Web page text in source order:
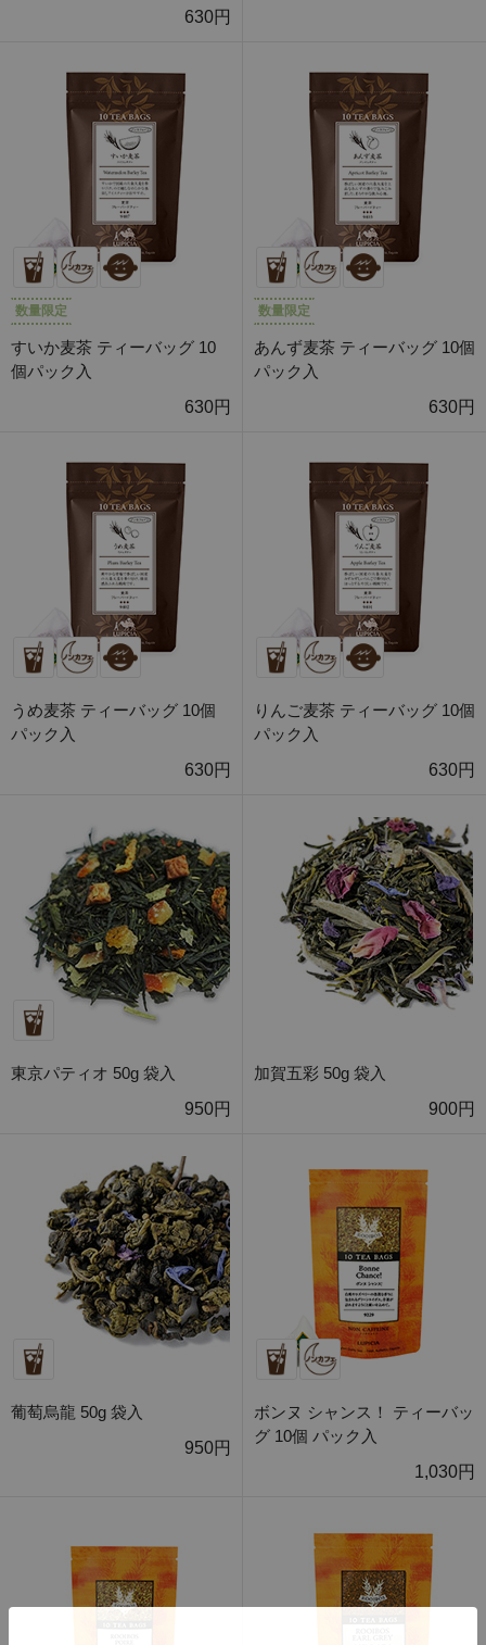
630円
数量限定
すいか麦茶 ティーバッグ 10
個パック入
630円
数量限定
あんず麦茶 ティーバッグ 10個
パック入
630円
うめ麦茶 ティーバッグ 10個
パック入
630円
りんご麦茶 ティーバッグ 10個
パック入
630円
東京パティオ 50g 袋入
950円
加賀五彩 50g 袋入
900円
葡萄烏龍 50g 袋入
950円
ボンヌ シャンス！ ティーバッ
グ 10個 パック入
1,030円